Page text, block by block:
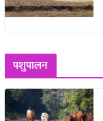
पशुपालन